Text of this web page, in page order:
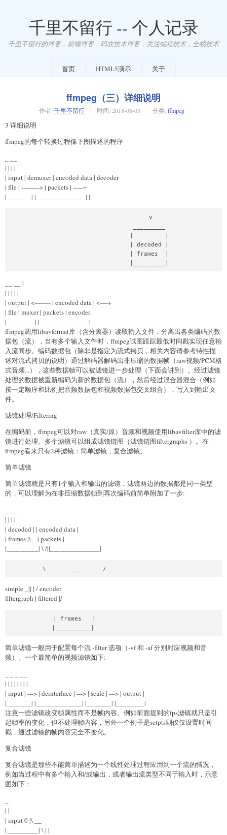
千里不留行 -- 个人记录
千里不留行的博客，前端博客，码农技术博客，关注编程技术，全栈技术
首页 HTML5演示 关于
ffmpeg（三）详细说明
作者: 千里不留行 时间: 2018-06-03 分类: ffmpeg
3 详细说明
ffmpeg的每个转换过程像下图描述的程序
| | | |
| input | demuxer | encoded data | decoder
| file | ---------> | packets | -----+
|_______| |______________| |
                                       v
                                  | decoded |
                                  | frames  |
|
| | | | |
| output | <-------- | encoded data | <----+
| file | muxer | packets | encoder
|________| |______________|
ffmpeg调用libavformat库（含分离器）读取输入文件，分离出各类编码的数
据包（流），当有多个输入文件时，ffmpeg试图跟踪最低时间戳实现任意输
入流同步。编码数据包（除非是指定为流式拷贝，相关内容请参考特性描
述对流式拷贝的说明）通过解码器解码出非压缩的数据帧（raw视频/PCM格
式音频...），这些数据帧可以被滤镜进一步处理（下面会讲到）。经过滤镜
处理的数据被重新编码为新的数据包（流），然后经过混合器混合（例如
按一定顺序和比例把音频数据包和视频数据包交叉组合），写入到输出文
件。
滤镜处理/Filtering
在编码前，ffmpeg可以对raw（真实/原）音频和视频使用libavfilter库中的滤
镜进行处理。多个滤镜可以组成滤镜链图（滤镜链图filtergraphs ）。在
ffmpeg看来只有2种滤镜：简单滤镜，复合滤镜。
简单滤镜
简单滤镜就是只有1个输入和输出的滤镜，滤镜两边的数据都是同一类型
的，可以理解为在非压缩数据帧到再次编码前简单附加了一步:
| | | |
| decoded | | encoded data |
| frames |\ _ | packets |
|_________| \ /||______________|
         \   __________   /
simple _|| | / encoder
filtergraph | filtered |/
            | frames   |
简单滤镜一般用于配置每个流 -filter 选项（-vf 和 -af 分别对应视频和音
频）。一个最简单的视频滤镜如下:
| | | | | | | |
| input | ---> | deinterlace | ---> | scale | ---> | output |
|_______| |_____________| |_______| |________|
注意一些滤镜改变帧属性而不是帧内容。例如前面提到的fps滤镜就只是引
起帧率的变化，但不处理帧内容，另外一个例子是setpts则仅仅设置时间
戳，通过滤镜的帧内容完全不变化。
复合滤镜
复合滤镜是那些不能简单描述为一个线性处理过程应用到一个流的情况，
例如当过程中有多个输入和/或输出，或者输出流类型不同于输入时，示意
图如下：
| |
| input 0 |\
|_________| \ | |